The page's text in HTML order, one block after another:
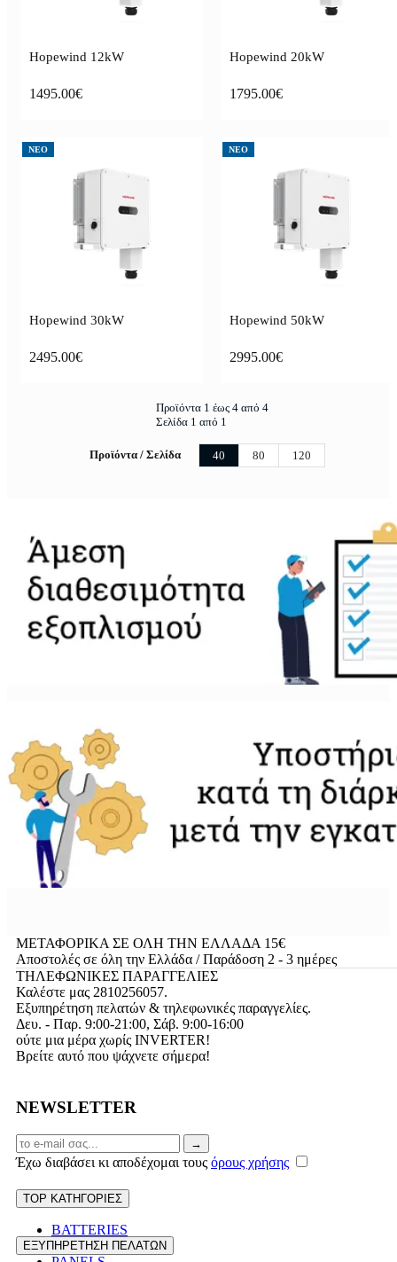
Hopewind 12kW
1495.00€
Hopewind 20kW
1795.00€
ΝΕΟ
Hopewind 30kW
2495.00€
ΝΕΟ
Hopewind 50kW
2995.00€
Προϊόντα 1 έως 4 από 4
Σελίδα 1 από 1
Προϊόντα / Σελίδα 40 80 120
ΜΕΤΑΦΟΡΙΚΑ ΣΕ ΟΛΗ ΤΗΝ ΕΛΛΑΔΑ 15€
Αποστολές σε όλη την Ελλάδα / Παράδοση 2 - 3 ημέρες
ΤΗΛΕΦΩΝΙΚΕΣ ΠΑΡΑΓΓΕΛΙΕΣ
Καλέστε μας 2810256057.
Εξυπηρέτηση πελατών & τηλεφωνικές παραγγελίες.
Δευ. - Παρ. 9:00-21:00, Σάβ. 9:00-16:00
ούτε μια μέρα χωρίς INVERTER!
Βρείτε αυτό που ψάχνετε σήμερα!
NEWSLETTER
Email →
Έχω διαβάσει κι αποδέχομαι τους όρους χρήσης
TOP ΚΑΤΗΓΟΡΙΕΣ
BATTERIES
INVERTERS
ΕΞΥΠΗΡΕΤΗΣΗ ΠΕΛΑΤΩΝ